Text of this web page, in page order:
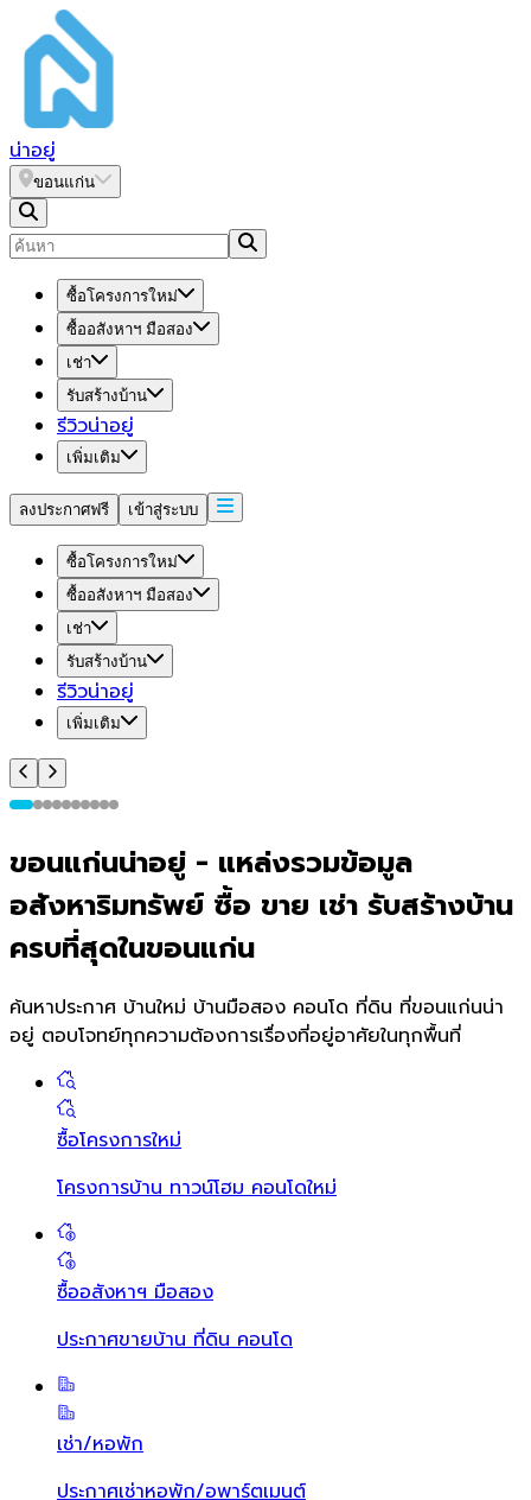
น่าอยู่
ขอนแก่น
ซื้อโครงการใหม่
ซื้ออสังหาฯ มือสอง
เช่า
รับสร้างบ้าน
รีวิวน่าอยู่
เพิ่มเติม
ลงประกาศฟรี เข้าสู่ระบบ
ซื้อโครงการใหม่
ซื้ออสังหาฯ มือสอง
เช่า
รับสร้างบ้าน
รีวิวน่าอยู่
เพิ่มเติม
ขอนแก่นน่าอยู่ - แหล่งรวมข้อมูล
อสังหาริมทรัพย์ ซื้อ ขาย เช่า รับสร้างบ้าน
ครบที่สุดในขอนแก่น
ค้นหาประกาศ บ้านใหม่ บ้านมือสอง คอนโด ที่ดิน ที่ขอนแก่นน่า
อยู่ ตอบโจทย์ทุกความต้องการเรื่องที่อยู่อาศัยในทุกพื้นที่
ซื้อโครงการใหม่
โครงการบ้าน ทาวน์โฮม คอนโดใหม่
ซื้ออสังหาฯ มือสอง
ประกาศขายบ้าน ที่ดิน คอนโด
เช่า/หอพัก
ประกาศเช่าหอพัก/อพาร์ตเมนต์